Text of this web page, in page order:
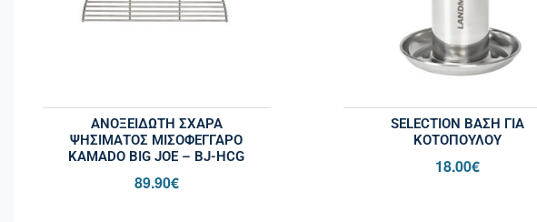
ΑΝΟΞΕΊΔΩΤΗ ΣΧΆΡΑ
ΨΗΣΊΜΑΤΟΣ ΜΙΣΟΦΈΓΓΑΡΟ
KAMADO BIG JOE – BJ-HCG
89.90€
SELECTION BΆΣΗ ΓΙΑ
ΚΟΤΌΠΟΥΛΟΥ
18.00€